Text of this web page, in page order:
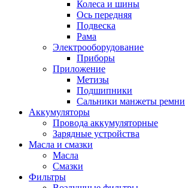
Колеса и шины
Ось передняя
Подвеска
Рама
Электрооборудование
Приборы
Приложение
Метизы
Подшипники
Сальники манжеты ремни
Аккумуляторы
Провода аккумуляторные
Зарядные устройства
Масла и смазки
Масла
Смазки
Фильтры